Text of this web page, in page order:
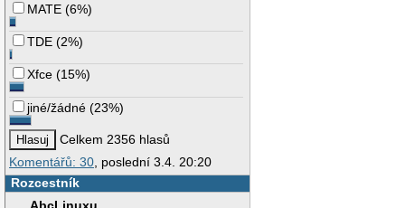
MATE (6%)
TDE (2%)
Xfce (15%)
jiné/žádné (23%)
Celkem 2356 hlasů
Komentářů: 30, poslední 3.4. 20:20
Rozcestník